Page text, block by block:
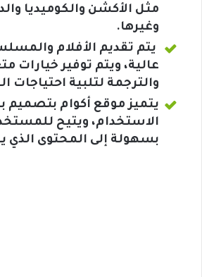
مثل الأكشن والكوميديا
وغيرها.
يتم تقديم الأفلام
عالية، ويتم توفير خيارات
والترجمة لتلبية
يتميز موقع أكوام
الاستخدام، ويتيح
بسهولة إلى المحتوى الذي